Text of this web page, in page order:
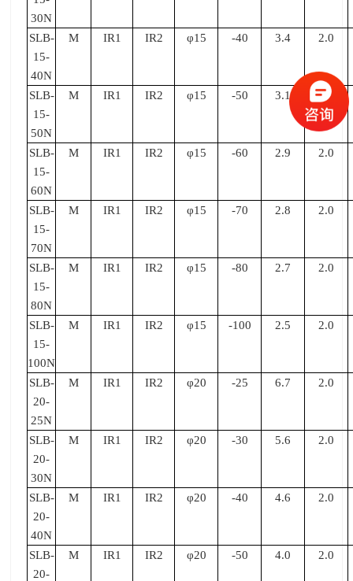
30N
SLB-
15-
40N
M IR1 IR2 φ15 -40 3.4 2.0
SLB-
15-
50N
M IR1 IR2 φ15 -50 3.1 2.0
SLB-
15-
60N
M IR1 IR2 φ15 -60 2.9 2.0
SLB-
15-
70N
M IR1 IR2 φ15 -70 2.8 2.0
SLB-
15-
80N
M IR1 IR2 φ15 -80 2.7 2.0
SLB-
15-
100N
M IR1 IR2 φ15 -100 2.5 2.0
SLB-
20-
25N
M IR1 IR2 φ20 -25 6.7 2.0
SLB-
20-
30N
M IR1 IR2 φ20 -30 5.6 2.0
SLB-
20-
40N
M IR1 IR2 φ20 -40 4.6 2.0
SLB-
20-
M IR1 IR2 φ20 -50 4.0 2.0